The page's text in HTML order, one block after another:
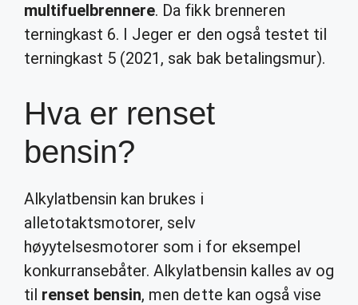
multifuelbrennere. Da fikk brenneren
terningkast 6. I Jeger er den også testet til
terningkast 5 (2021, sak bak betalingsmur).
Hva er renset
bensin?
Alkylatbensin kan brukes i
alletotaktsmotorer, selv
høyytelsesmotorer som i for eksempel
konkurransebåter. Alkylatbensin kalles av og
til renset bensin, men dette kan også vise